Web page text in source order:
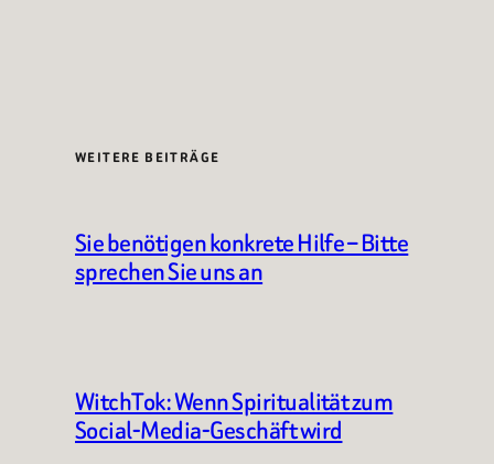
WEITERE BEITRÄGE
Sie benötigen konkrete Hilfe – Bitte
sprechen Sie uns an
WitchTok: Wenn Spiritualität zum
Social-Media-Geschäft wird